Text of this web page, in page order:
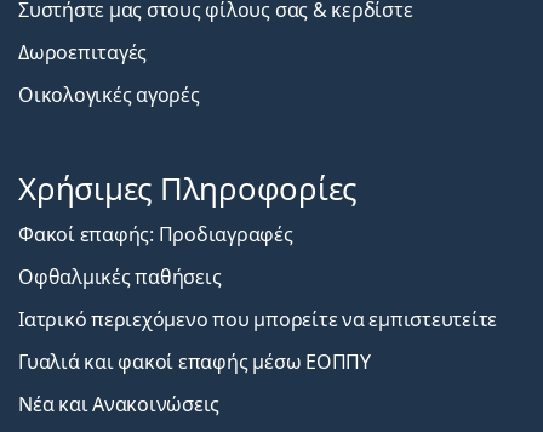
Συστήστε μας στους φίλους σας & κερδίστε
Δωροεπιταγές
Οικολογικές αγορές
Χρήσιμες Πληροφορίες
Φακοί επαφής: Προδιαγραφές
Οφθαλμικές παθήσεις
Ιατρικό περιεχόμενο που μπορείτε να εμπιστευτείτε
Γυαλιά και φακοί επαφής μέσω ΕΟΠΠΥ
Νέα και Ανακοινώσεις